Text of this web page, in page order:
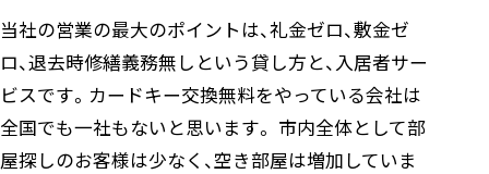
当社の営業の最大のポイントは、礼金ゼロ、敷金ゼ
ロ、退去時修繕義務無しという貸し方と、入居者サー
ビスです。カードキー交換無料をやっている会社は
全国でも一社もないと思います。 市内全体として部
屋探しのお客様は少なく、空き部屋は増加していま